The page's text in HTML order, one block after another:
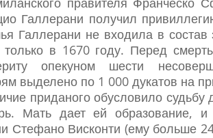
Галлерани получил
Галлерани не входила в
только в 1670 году. Перед
опекуном шести
выделено по 1 000 дукатов на
приданого обусловило судьбу
Мать дает ей образование, и
Стефано Висконти (ему больше